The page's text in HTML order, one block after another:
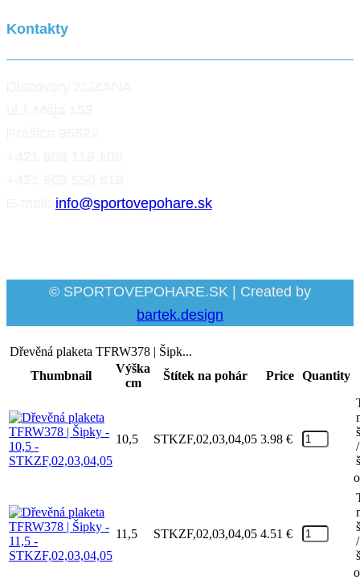
Kontakty
info@sportovepohare.sk
© SPORTOVEPOHARE.SK | Created by
bartek.design
Dřevěná plaketa TFRW378 | Šipk...
Thumbnail
Výška
cm
Štítek na pohár Price Quantity
10,5 STKZF,02,03,04,05 3.98 €
/
11,5 STKZF,02,03,04,05 4.51 €
/